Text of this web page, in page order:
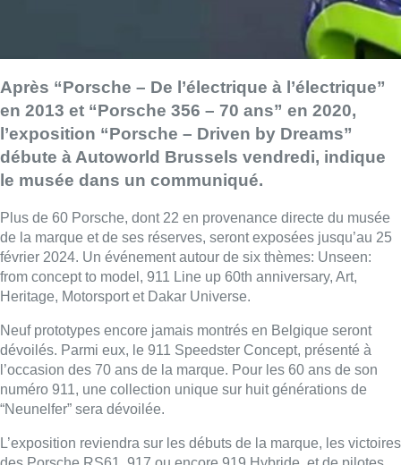
Après “Porsche – De l’électrique à l’électrique”
en 2013 et “Porsche 356 – 70 ans” en 2020,
l’exposition “Porsche – Driven by Dreams”
débute à Autoworld Brussels vendredi, indique
le musée dans un communiqué.
Plus de 60 Porsche, dont 22 en provenance directe du musée
de la marque et de ses réserves, seront exposées jusqu’au 25
février 2024. Un événement autour de six thèmes: Unseen:
from concept to model, 911 Line up 60th anniversary, Art,
Heritage, Motorsport et Dakar Universe.
Neuf prototypes encore jamais montrés en Belgique seront
dévoilés. Parmi eux, le 911 Speedster Concept, présenté à
l’occasion des 70 ans de la marque. Pour les 60 ans de son
numéro 911, une collection unique sur huit générations de
“Neunelfer” sera dévoilée.
L’exposition reviendra sur les débuts de la marque, les victoires